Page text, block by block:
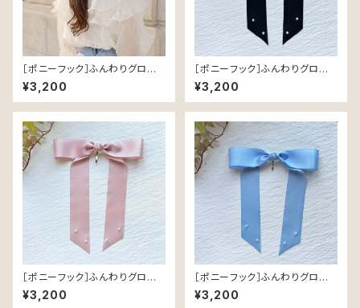
［ポニーフック］ふんわりグロスリ
ボン／White｜つやめく軽やか
なヘアリボン
¥3,200
［ポニーフック］ふんわりグロスリ
ボン／Black｜つやめく軽やか
なヘアリボン
¥3,200
［ポニーフック］ふんわりグロスリ
ボン／Pink｜つやめく軽やかな
ヘアリボン
¥3,200
［ポニーフック］ふんわりグロスリ
ボン／Light Blue｜つやめく軽
やかなヘアリボン
¥3,200